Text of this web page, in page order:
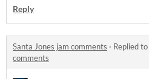
Reply
Santa Jones jam comments · Replied to
comments